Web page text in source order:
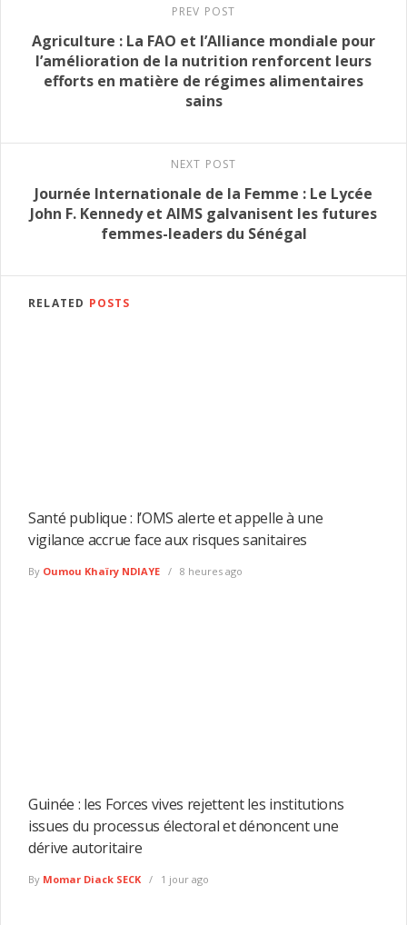
PREV POST
Agriculture : La FAO et l’Alliance mondiale pour
l’amélioration de la nutrition renforcent leurs
efforts en matière de régimes alimentaires
sains
NEXT POST
Journée Internationale de la Femme : Le Lycée
John F. Kennedy et AIMS galvanisent les futures
femmes-leaders du Sénégal
RELATED POSTS
Santé publique : l’OMS alerte et appelle à une
vigilance accrue face aux risques sanitaires
By Oumou Khaïry NDIAYE 8 heures ago
Guinée : les Forces vives rejettent les institutions
issues du processus électoral et dénoncent une
dérive autoritaire
By Momar Diack SECK 1 jour ago